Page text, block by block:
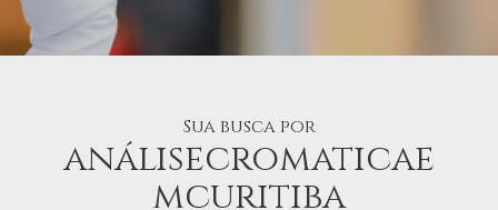
Sua busca por
análisecromaticae
mcuritiba